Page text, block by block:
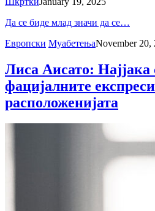
Да се биде млад значи да се…
Европски МуабетењаNovember 20,
Лиса Аисато: Најјака
фацијалните
расположенијата